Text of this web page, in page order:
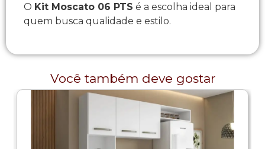
O Kit Moscato 06 PTS é a escolha ideal para
quem busca qualidade e estilo.
Você também deve gostar